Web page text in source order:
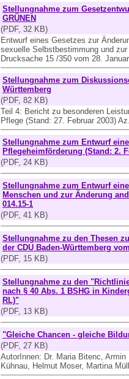
Stellungnahme zum
GRÜNEN
(PDF, 32 KB)
Entwurf eines Gesetzes zur
sexuelle Selbstbestimmung und
Drucksache 15 /350 vom 28.
Stellungnahme zum
Württemberg
(PDF, 82 KB)
Teil 4: Bericht zu besonderen
Pflege (Stand: 27. Februar 2003)
Stellungnahme zum Entwurf
Pflegeheimförderung (Stand: 2.
(PDF, 24 KB)
Stellungnahme zum Entwurf
Menschen und zur Änderung
014.15-1
(PDF, 41 KB)
Stellungnahme zu den Thesen
der CDU Baden-Württemberg
(PDF, 15 KB)
Stellungnahme zu den
nach § 40 Abs. 1 BSHG in
RL)"
(PDF, 13 KB)
"Gleiche Chancen - gleiche
(PDF, 27 KB)
AutorInnen: Dr. Maria Bitenc,
Kühnau, Helmut Moser, Martina